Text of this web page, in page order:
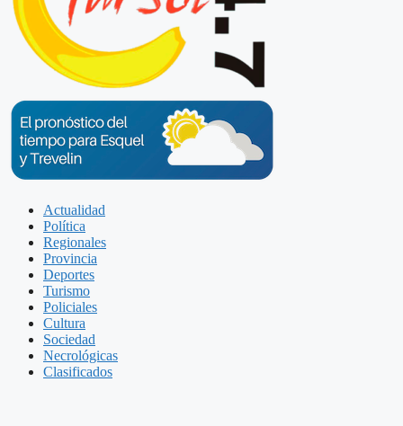
Actualidad
Política
Regionales
Provincia
Deportes
Turismo
Policiales
Cultura
Sociedad
Necrológicas
Clasificados